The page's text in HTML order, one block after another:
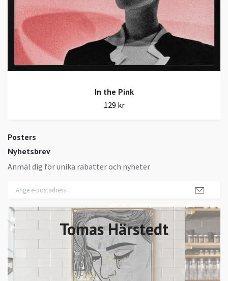
Posters
Nyhetsbrev
Anmäl dig för unika rabatter och nyheter
Tomas Härstedt
In the Pink
129 kr